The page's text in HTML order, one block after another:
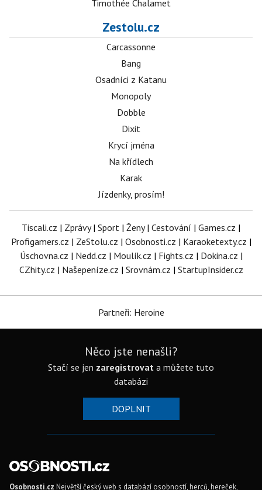
Timothée Chalamet
Zestolu.cz
Carcassonne
Bang
Osadníci z Katanu
Monopoly
Dobble
Dixit
Krycí jména
Na křídlech
Karak
Jízdenky, prosím!
Tiscali.cz | Zprávy| Sport | Ženy| Cestování | Games.cz |
Profigamers.cz | ZeStolu.cz | Osobnosti.cz | Karaoketexty.cz |
Úschovna.cz | Nedd.cz | Moulík.cz | Fights.cz | Dokina.cz |
CZhity.cz | Našepeníze.cz | Srovnám.cz | StartupInsider.cz
Partneři: Heroine
Něco jste nenašli?
Stačí se jen zaregistrovat a můžete tuto
databázi
DOPLNIT
Osobnosti.cz Největší český web s databází osobností, herců, hereček,